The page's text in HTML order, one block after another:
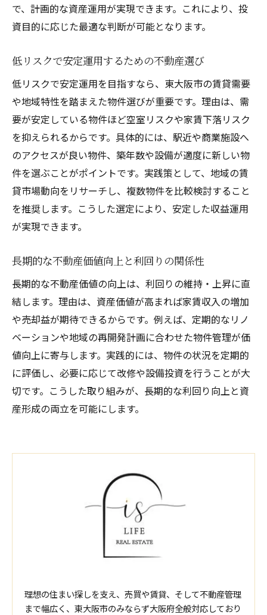
で、計画的な資産運用が実現できます。これにより、投
資目的に応じた最適な判断が可能となります。
低リスクで安定運用するための不動産選び
低リスクで安定運用を目指すなら、東大阪市の賃貸需要
や地域特性を踏まえた物件選びが重要です。理由は、需
要が安定している物件ほど空室リスクや家賃下落リスク
を抑えられるからです。具体的には、駅近や商業施設へ
のアクセスが良い物件、築年数や設備が適度に新しい物
件を選ぶことがポイントです。実践策として、地域の賃
貸市場動向をリサーチし、複数物件を比較検討すること
を推奨します。こうした選定により、安定した収益運用
が実現できます。
長期的な不動産価値向上と利回りの関係性
長期的な不動産価値の向上は、利回りの維持・上昇に直
結します。理由は、資産価値が高まれば家賃収入の増加
や売却益が期待できるからです。例えば、定期的なリノ
ベーションや地域の再開発計画に合わせた物件管理が価
値向上に寄与します。実践的には、物件の状況を定期的
に評価し、必要に応じて改修や設備投資を行うことが大
切です。こうした取り組みが、長期的な利回り向上と資
産形成の両立を可能にします。
理想の住まい探しを支え、売買や賃貸、そして不動産管理
まで幅広く、東大阪市のみならず大阪府全般対応しており